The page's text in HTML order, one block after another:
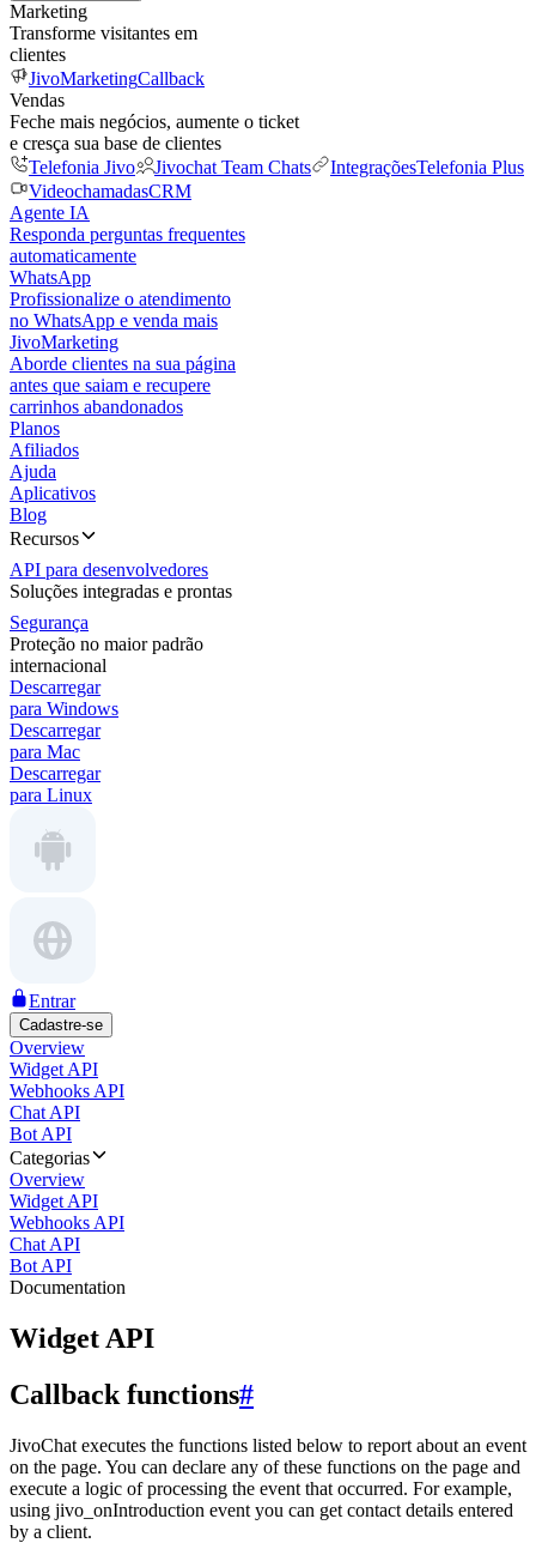
Marketing
Transforme visitantes em
clientes
JivoMarketingCallback
Vendas
Feche mais negócios, aumente o ticket
e cresça sua base de clientes
Telefonia Jivo
Jivochat Team Chats IntegraçõesTelefonia Plus
VideochamadasCRM
Agente IA
Responda perguntas frequentes
automaticamente
WhatsApp
Profissionalize o atendimento
no WhatsApp e venda mais
JivoMarketing
Aborde clientes na sua página
antes que saiam e recupere
carrinhos abandonados
Planos
Afiliados
Ajuda
Aplicativos
Blog
Recursos
API para desenvolvedores
Soluções integradas e prontas
Segurança
Proteção no maior padrão
internacional
Descarregar
para Windows
Descarregar
para Mac
Descarregar
para Linux
Entrar
Cadastre-se
Overview
Widget API
Webhooks API
Chat API
Bot API
Categorias
Overview
Widget API
Webhooks API
Chat API
Bot API
Documentation
Widget API
Callback functions#
JivoChat executes the functions listed below to report about an event
on the page. You can declare any of these functions on the page and
execute a logic of processing the event that occurred. For example,
using jivo_onIntroduction event you can get contact details entered
by a client.